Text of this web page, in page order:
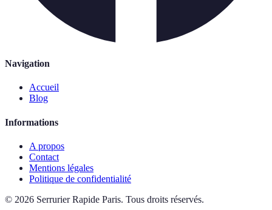
Navigation
Accueil
Blog
Informations
A propos
Contact
Mentions légales
Politique de confidentialité
© 2026 Serrurier Rapide Paris. Tous droits réservés.